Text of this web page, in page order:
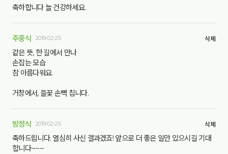
축하합니다 늘 건강하세요.
주중식 2019-02-25 삭제
같은 뜻, 한 길에서 만나
손잡는 모습
참 아름다워요.
거창에서, 들꽃 손뼉 칩니다.
방정식 2019-02-25 삭제
축하드립니다. 열심히 사신 결과겠죠! 앞으로 더 좋은 일만 있으시길 기대
합니다~~~